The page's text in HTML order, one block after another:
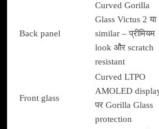
Back panel
Curved Gorilla
Glass Victus 2 या
similar – प्रीमियम
look और scratch
resistant
Front glass
Curved LTPO
AMOLED
पर Gorilla Glass
protection